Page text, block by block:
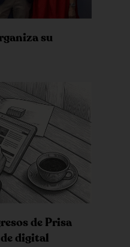
su
de Prisa
digital